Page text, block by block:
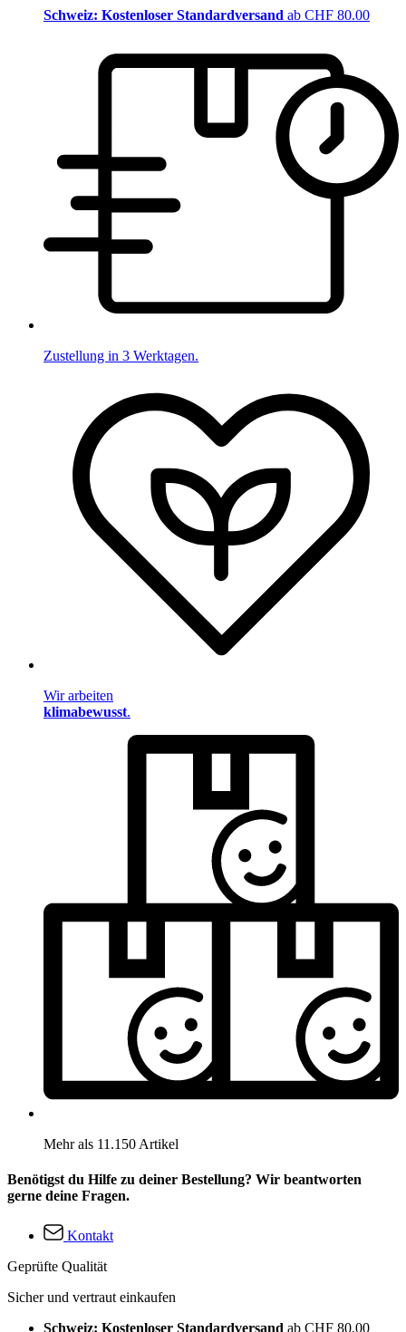
Schweiz: Kostenloser Standardversand ab CHF 80.00
Zustellung in 3 Werktagen.
Wir arbeiten
klimabewusst.
Mehr als 11.150 Artikel
Benötigst du Hilfe zu deiner Bestellung? Wir beantworten
gerne deine Fragen.
Kontakt
Geprüfte Qualität
Sicher und vertraut einkaufen
Schweiz: Kostenloser Standardversand ab CHF 80.00